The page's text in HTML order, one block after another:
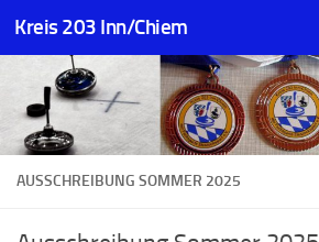
Zum Inhalt springen
Kreis 203 Inn/Chiem
AUSSCHREIBUNG SOMMER 2025